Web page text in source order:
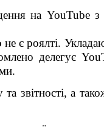
на YouTubeз
не є роялті.
делегує
звітності, а